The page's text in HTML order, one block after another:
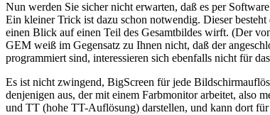
Nun werden Sie sicher nicht erwarten, daß es per
Ein kleiner Trick ist dazu schon notwendig. Dieser
einen Blick auf einen Teil des Gesamtbildes wirft. (Der
GEM weiß im Gegensatz zu Ihnen nicht, daß der
programmiert sind, interessieren sich ebenfalls nicht für
Es ist nicht zwingend, BigScreen für jede
denjenigen aus, der mit einem Farbmonitor arbeitet, also
und TT (hohe TT-Auflösung) darstellen, und kann dort